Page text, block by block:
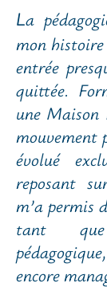
La
mon histoire
entrée
quittée.
une Maison
mouvement
évolué
reposant
m’a permis
tant que
encore